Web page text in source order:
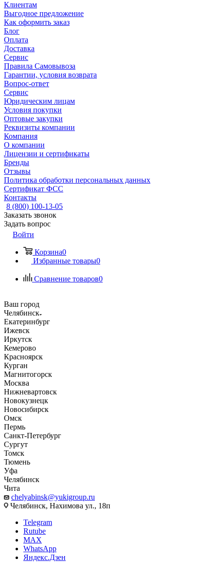
Клиентам
Выгодное предложение
Как оформить заказ
Блог
Оплата
Доставка
Сервис
Правила Самовывоза
Гарантии, условия возврата
Вопрос-ответ
Сервис
Юридическим лицам
Условия покупки
Оптовые закупки
Реквизиты компании
Компания
О компании
Лицензии и сертификаты
Бренды
Отзывы
Политика обработки персональных данных
Сертификат ФСС
Контакты
8 (800) 100-13-05
Заказать звонок
Задать вопрос
Войти
Корзина0
Избранные товары0
Сравнение товаров0
Ваш город
Челябинск
Екатеринбург
Ижевск
Иркутск
Кемерово
Красноярск
Курган
Магнитогорск
Москва
Нижневартовск
Новокузнецк
Новосибирск
Омск
Пермь
Санкт-Петербург
Сургут
Томск
Тюмень
Уфа
Челябинск
Чита
chelyabinsk@yukigroup.ru
Челябинск, Нахимова ул., 18п
Telegram
Rutube
MAX
WhatsApp
Яндекс.Дзен